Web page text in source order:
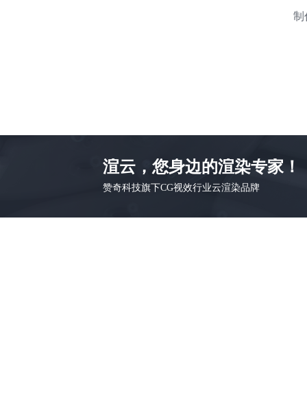
制
渲云，您身边的渲染专家！
赞奇科技旗下CG视效行业云渲染品牌